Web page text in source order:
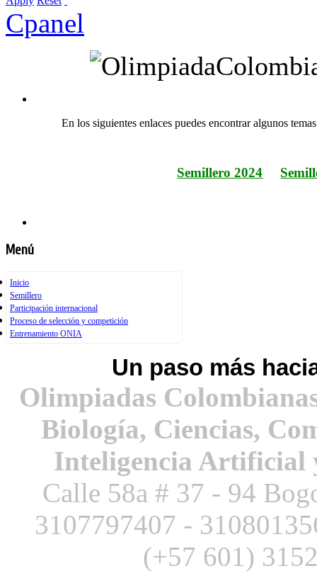
Cpanel
En los siguientes enlaces puedes encontrar algunos
Semillero2024
Menú
Inicio
Semillero
Participación internacional
Proceso de selección y competición
Entrenamiento ONIA
Un paso más
Olimpiadas
Biología, Ciencias,
Inteligencia Artificial
Calle 58a # 37 - 94
3107797407 -
(+57 601)